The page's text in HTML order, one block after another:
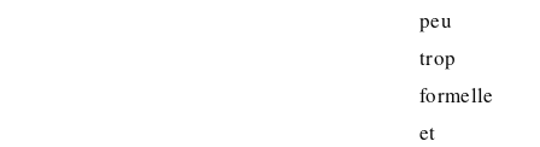
peu
trop
formelle
et